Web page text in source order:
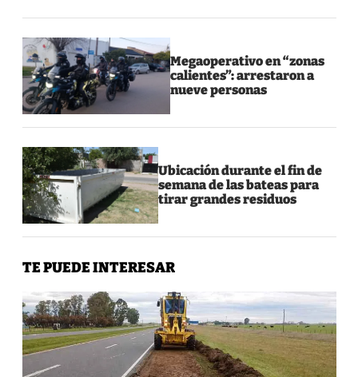
Megaoperativo en “zonas
calientes”: arrestaron a
nueve personas
Ubicación durante el fin de
semana de las bateas para
tirar grandes residuos
TE PUEDE INTERESAR